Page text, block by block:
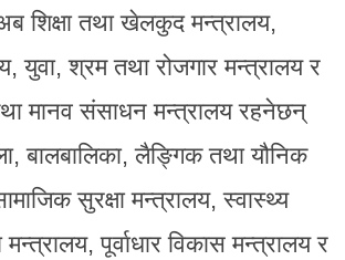
शिक्षा तथा खेलकुद मन्त्रालय,
युवा, श्रम तथा रोजगार मन्त्रालय र
मानव संसाधन मन्त्रालय रहनेछन्
बालबालिका, लैङ्गिक तथा यौनिक
सुरक्षा मन्त्रालय, स्वास्थ्य
मन्त्रालय, पूर्वाधार विकास मन्त्रालय र